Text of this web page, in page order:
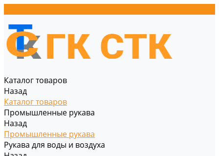
Каталог товаров
Назад
Каталог товаров
Промышленные рукава
Назад
Промышленные рукава
Рукава для воды и воздуха